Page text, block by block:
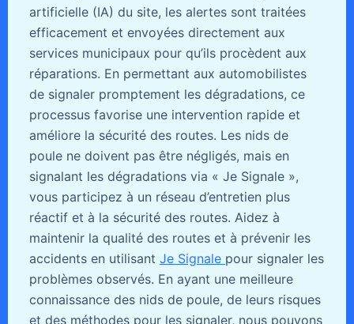
artificielle (IA) du site, les alertes sont traitées
efficacement et envoyées directement aux
services municipaux pour qu’ils procèdent aux
réparations. En permettant aux automobilistes
de signaler promptement les dégradations, ce
processus favorise une intervention rapide et
améliore la sécurité des routes. Les nids de
poule ne doivent pas être négligés, mais en
signalant les dégradations via « Je Signale »,
vous participez à un réseau d’entretien plus
réactif et à la sécurité des routes. Aidez à
maintenir la qualité des routes et à prévenir les
accidents en utilisant Je Signale pour signaler les
problèmes observés. En ayant une meilleure
connaissance des nids de poule, de leurs risques
et des méthodes pour les signaler, nous pouvons